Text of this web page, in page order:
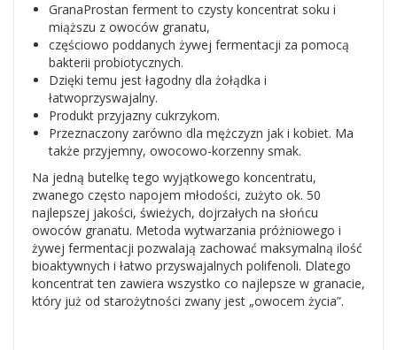
GranaProstan ferment to czysty koncentrat soku i
miąższu z owoców granatu,
częściowo poddanych żywej fermentacji za pomocą
bakterii probiotycznych.
Dzięki temu jest łagodny dla żołądka i
łatwoprzyswajalny.
Produkt przyjazny cukrzykom.
Przeznaczony zarówno dla mężczyzn jak i kobiet. Ma
także przyjemny, owocowo-korzenny smak.
Na jedną butelkę tego wyjątkowego koncentratu,
zwanego często napojem młodości, zużyto ok. 50
najlepszej jakości, świeżych, dojrzałych na słońcu
owoców granatu. Metoda wytwarzania próżniowego i
żywej fermentacji pozwalają zachować maksymalną ilość
bioaktywnych i łatwo przyswajalnych polifenoli. Dlatego
koncentrat ten zawiera wszystko co najlepsze w granacie,
który już od starożytności zwany jest „owocem życia”.